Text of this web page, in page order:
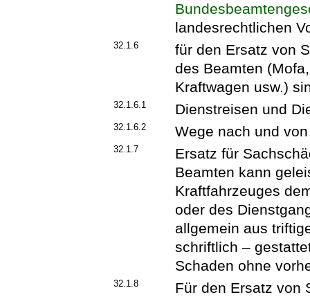
landesrechtlichen
32.1.6
für den Ersatz von
des Beamten
Kraftwagen usw.)
32.1.6.1 Dienstreisen und
32.1.6.2 Wege nach und
32.1.7
Ersatz für
Beamten kann
Kraftfahrzeuges
oder des
allgemein aus
schriftlich –
Schaden ohne
32.1.8
Für den Ersatz von